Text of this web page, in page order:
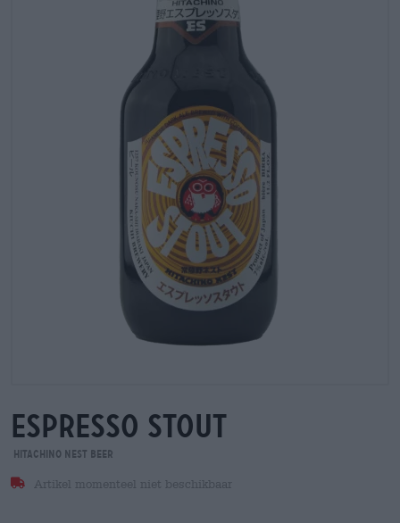
espresso stout
Hitachino Nest Beer
Artikel momenteel niet beschikbaar